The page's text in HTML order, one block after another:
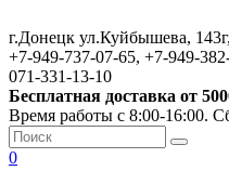
г.Донецк ул.Куйбышева,
+7-949-737-07-65, +7-949-
071-331-13-10
Бесплатная доставка от
Время работы с 8:00-16:00.
0